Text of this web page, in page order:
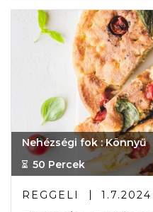
Nehézségi fok : Könnyű
50 Percek
REGGELI 1.7.2024